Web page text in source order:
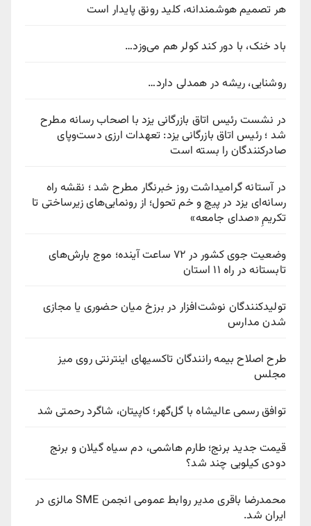
هر تصمیم هوشمندانه، کلید رونق پایدار است
باد خنک، با دور کند کولر هم می‌وزد…
روشنایی، ریشه در همدلی دارد…
در نشست رئیس اتاق بازرگانی یزد با اصحاب رسانه مطرح
شد ؛ رئیس اتاق بازرگانی یزد: تعهدات ارزی دست‌وپای
صادرکنندگان را بسته است
در آستانه گرامیداشت روز خبرنگار مطرح شد ؛ نقشه راه
رسانه‌ای یزد در پیچ‌ و خم تحول؛ از رونمایی‌های زیرساختی تا
تکریمِ «صدای جامعه»
وضعیت جوی کشور در ۷۲ ساعت آینده؛ موج بارش‌های
تابستانه در راه ۱۱ استان
تولیدکنندگان نوشت‌افزار در برزخ میان حضوری یا مجازی
شدن مدارس
طرح اصلاح بیمه رانندگان تاکسیهای اینترنتی روی میز
مجلس
توافق رسمی عالیشاه با گل‌گهر؛ کاپیتان، شاگرد رحمتی شد
قیمت جدید برنج؛ طارم هاشمی، دم سیاه گیلان و برنج
دودی کیلویی چند شد؟
محمدرضا باقری مدیر روابط عمومی انجمن SME مالزی در
ایران شد.